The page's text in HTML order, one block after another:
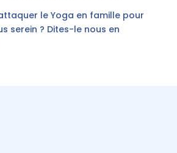
le Yoga en famille pour
serein ? Dites-le nous en